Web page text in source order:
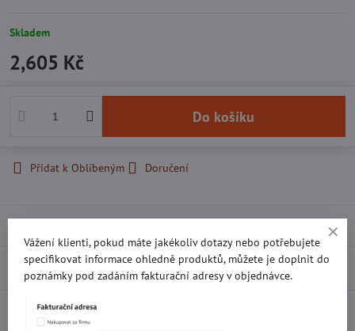
Skladem
2,605 Kč
Do košíku
Přidat k Oblíbeným Doručení
Recenze
Diskuse 0
Vážení klienti, pokud máte jakékoliv dotazy nebo potřebujete
specifikovat informace ohledně produktů, můžete je doplnit do
poznámky pod zadáním fakturační adresy v objednávce.